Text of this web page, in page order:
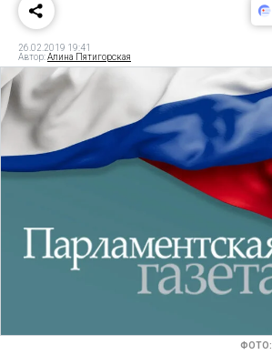
26.02.2019 19:41
Автор:Алина Пятигорская
ФОТО: